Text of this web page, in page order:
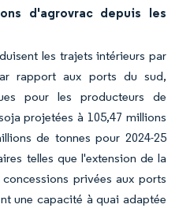
d'agrovrac depuis les
les trajets intérieurs par
rapport aux ports du sud,
pour les producteurs de
projetées à 105,47 millions
de tonnes pour 2024-25
telles que l'extension de la
privées aux ports
une capacité à quai adaptée